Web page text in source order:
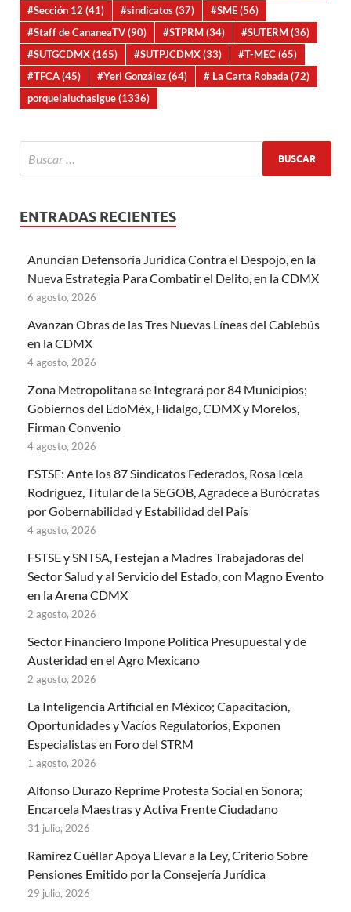
#Sección 12 (41) #sindicatos(37) #SME(56)
#Staff de CananeaTV(90) #STPRM(34) #SUTERM(36)
#SUTGCDMX(165) #SUTPJCDMX(33) #T-MEC(65)
#TFCA(45) #Yeri González(64) # La Carta Robada (72)
porquelaluchasigue(1336)
ENTRADAS RECIENTES
Anuncian Defensoría Jurídica Contra el Despojo, en la
Nueva Estrategia Para Combatir el Delito, en la CDMX
6 agosto, 2026
Avanzan Obras de las Tres Nuevas Líneas del Cablebús
en la CDMX
4 agosto, 2026
Zona Metropolitana se Integrará por 84 Municipios;
Gobiernos del EdoMéx, Hidalgo, CDMX y Morelos,
Firman Convenio
4 agosto, 2026
FSTSE: Ante los 87 Sindicatos Federados, Rosa Icela
Rodríguez, Titular de la SEGOB, Agradece a Burócratas
por Gobernabilidad y Estabilidad del País
4 agosto, 2026
FSTSE y SNTSA, Festejan a Madres Trabajadoras del
Sector Salud y al Servicio del Estado, con Magno Evento
en la Arena CDMX
2 agosto, 2026
Sector Financiero Impone Política Presupuestal y de
Austeridad en el Agro Mexicano
2 agosto, 2026
La Inteligencia Artificial en México; Capacitación,
Oportunidades y Vacíos Regulatorios, Exponen
Especialistas en Foro del STRM
1 agosto, 2026
Alfonso Durazo Reprime Protesta Social en Sonora;
Encarcela Maestras y Activa Frente Ciudadano
31 julio, 2026
Ramírez Cuéllar Apoya Elevar a la Ley, Criterio Sobre
Pensiones Emitido por la Consejería Jurídica
29 julio, 2026